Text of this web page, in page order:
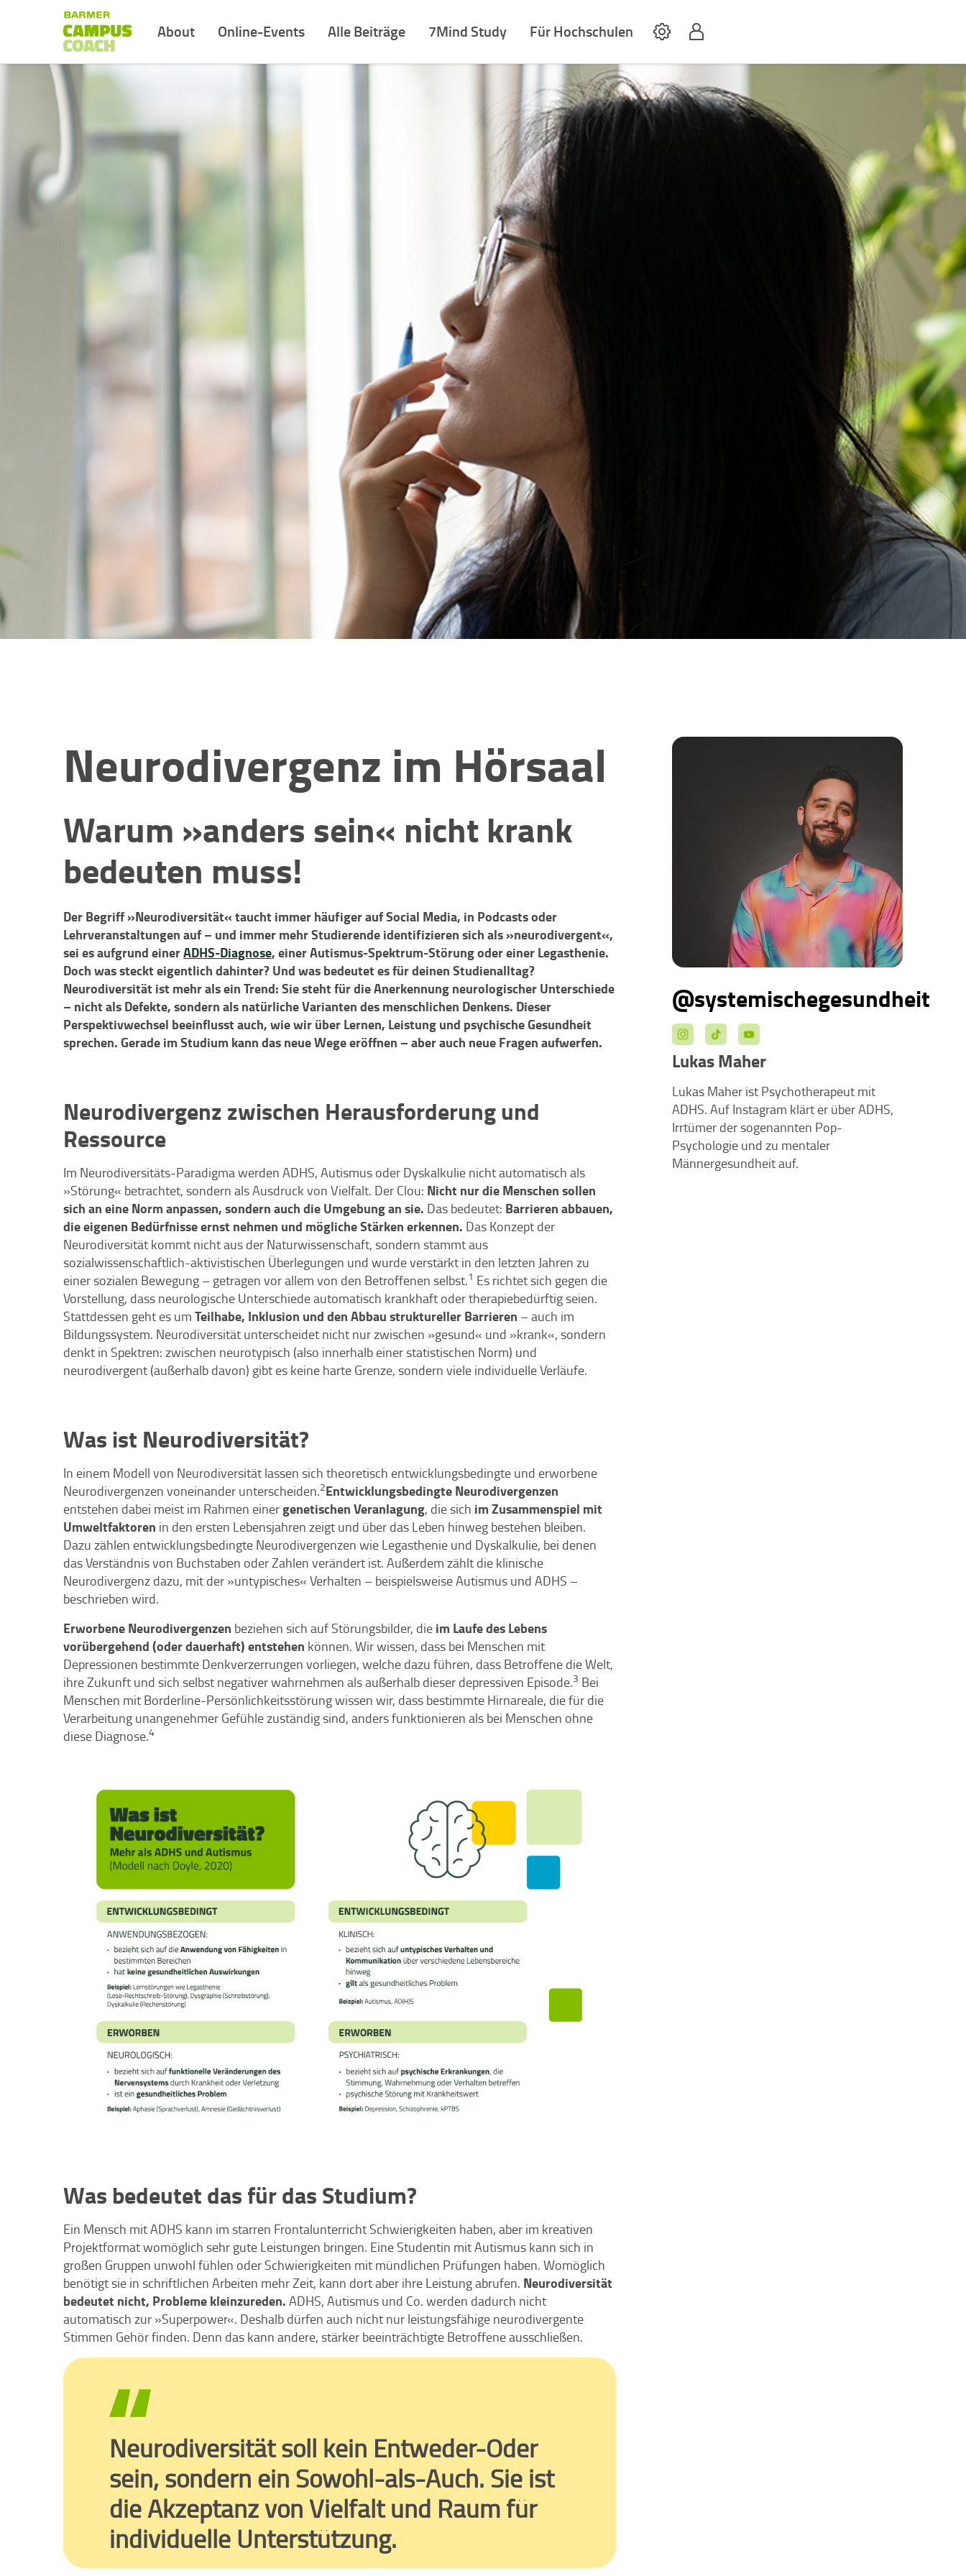
About Online-Events Alle Beiträge 7Mind Study Für Hochschulen SettingsProfil
Neurodivergenz im Hörsaal
Warum »anders sein« nicht krank
bedeuten muss!
Der Begriff »Neurodiversität« taucht immer häufiger auf Social Media, in Podcasts oder
Lehrveranstaltungen auf – und immer mehr Studierende identifizieren sich als »neurodivergent«,
sei es aufgrund einerADHS-Diagnose, einer Autismus-Spektrum-Störung oder einer Legasthenie.
Doch was steckt eigentlich dahinter? Und was bedeutet es für deinen Studienalltag?
Neurodiversität ist mehr als ein Trend: Sie steht für die Anerkennung neurologischer Unterschiede
– nicht als Defekte, sondern als natürliche Varianten des menschlichen Denkens. Dieser
Perspektivwechsel beeinflusst auch, wie wir über Lernen, Leistung und psychische Gesundheit
sprechen. Gerade im Studium kann das neue Wege eröffnen – aber auch neue Fragen aufwerfen.
Neurodivergenz zwischen Herausforderung und
Ressource
Im Neurodiversitäts-Paradigma werden ADHS, Autismus oder Dyskalkulie nicht automatisch als
»Störung« betrachtet, sondern als Ausdruck von Vielfalt. Der Clou: Nicht nur die Menschen sollen
sich an eine Norm anpassen, sondern auch die Umgebung an sie. Das bedeutet: Barrieren abbauen,
die eigenen Bedürfnisse ernst nehmen und mögliche Stärken erkennen. Das Konzept der
Neurodiversität kommt nicht aus der Naturwissenschaft, sondern stammt aus
sozialwissenschaftlich-aktivistischen Überlegungen und wurde verstärkt in den letzten Jahren zu
einer sozialen Bewegung – getragen vor allem von den Betroffenen selbst.1 Es richtet sich gegen die
Vorstellung, dass neurologische Unterschiede automatisch krankhaft oder therapiebedürftig seien.
Stattdessen geht es um Teilhabe, Inklusion und den Abbau struktureller Barrieren – auch im
Bildungssystem. Neurodiversität unterscheidet nicht nur zwischen »gesund« und »krank«, sondern
denkt in Spektren: zwischen neurotypisch (also innerhalb einer statistischen Norm) und
neurodivergent (außerhalb davon) gibt es keine harte Grenze, sondern viele individuelle Verläufe.
Was ist Neurodiversität?
In einem Modell von Neurodiversität lassen sich theoretisch entwicklungsbedingte und erworbene
Neurodivergenzen voneinander unterscheiden.2Entwicklungsbedingte Neurodivergenzen
entstehen dabei meist im Rahmen einergenetischen Veranlagung, die sich im Zusammenspiel mit
Umweltfaktoren in den ersten Lebensjahren zeigt und über das Leben hinweg bestehen bleiben.
Dazu zählen entwicklungsbedingte Neurodivergenzen wie Legasthenie und Dyskalkulie, bei denen
das Verständnis von Buchstaben oder Zahlen verändert ist. Außerdem zählt die klinische
Neurodivergenz dazu, mit der »untypisches« Verhalten – beispielsweise Autismus und ADHS –
beschrieben wird.
Erworbene Neurodivergenzen beziehen sich auf Störungsbilder, die im Laufe des Lebens
vorübergehend (oder dauerhaft) entstehen können. Wir wissen, dass bei Menschen mit
Depressionen bestimmte Denkverzerrungen vorliegen, welche dazu führen, dass Betroffene die Welt,
ihre Zukunft und sich selbst negativer wahrnehmen als außerhalb dieser depressiven Episode.3 Bei
Menschen mit Borderline-Persönlichkeitsstörung wissen wir, dass bestimmte Hirnareale, die für die
Verarbeitung unangenehmer Gefühle zuständig sind, anders funktionieren als bei Menschen ohne
diese Diagnose.4
Was bedeutet das für das Studium?
Ein Mensch mit ADHS kann im starren Frontalunterricht Schwierigkeiten haben, aber im kreativen
Projektformat womöglich sehr gute Leistungen bringen. Eine Studentin mit Autismus kann sich in
großen Gruppen unwohl fühlen oder Schwierigkeiten mit mündlichen Prüfungen haben. Womöglich
benötigt sie in schriftlichen Arbeiten mehr Zeit, kann dort aber ihre Leistung abrufen. Neurodiversität
bedeutet nicht, Probleme kleinzureden. ADHS, Autismus und Co. werden dadurch nicht
automatisch zur »Superpower«. Deshalb dürfen auch nicht nur leistungsfähige neurodivergente
Stimmen Gehör finden. Denn das kann andere, stärker beeinträchtigte Betroffene ausschließen.
Neurodiversität soll kein Entweder-Oder
sein, sondern ein Sowohl-als-Auch. Sie ist
die Akzeptanz von Vielfalt und Raum für
individuelle Unterstützung.
@systemischegesundheit
Lukas Maher
Lukas Maher ist Psychotherapeut mit
ADHS. Auf Instagram klärt er über ADHS,
Irrtümer der sogenannten Pop-
Psychologie und zu mentaler
Männergesundheit auf.